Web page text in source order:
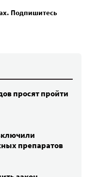
Подпишитесь
просят пройти
препаратов